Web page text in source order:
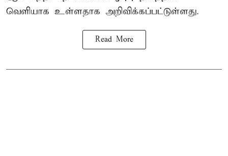
வெளியாக உள்ளதாக அறிவிக்கப்பட்டுள்ளது.
Read More